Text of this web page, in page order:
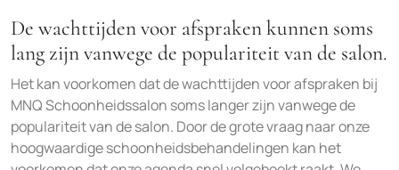
De wachttijden voor afspraken kunnen soms
lang zijn vanwege de populariteit van de salon.
Het kan voorkomen dat de wachttijden voor afspraken bij
MNQ Schoonheidssalon soms langer zijn vanwege de
populariteit van de salon. Door de grote vraag naar onze
hoogwaardige schoonheidsbehandelingen kan het